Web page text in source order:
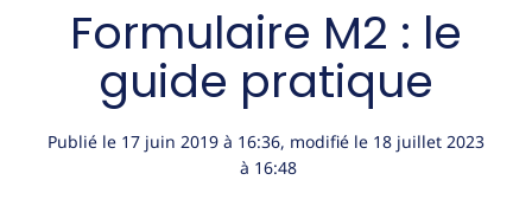
Formulaire M2 : le
guide pratique
Publié le 17 juin 2019 à 16:36, modifié le 18 juillet 2023
à 16:48